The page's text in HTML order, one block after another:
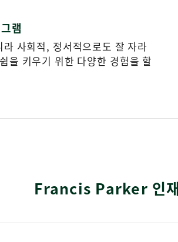
램
사회적, 정서적으로도 잘 자라
키우기 위한 다양한 경험을 할
Francis Parker 인